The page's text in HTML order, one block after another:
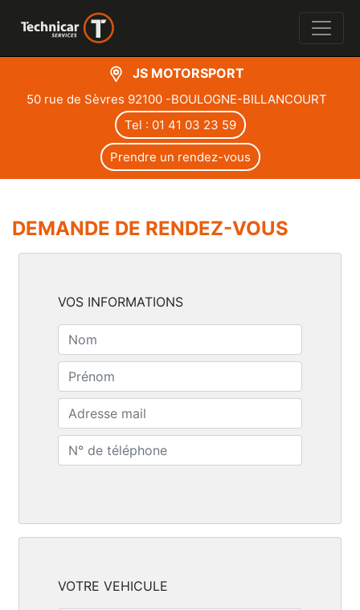
JS MOTORSPORT
50 rue de Sèvres 92100 -BOULOGNE-BILLANCOURT
Tel : 01 41 03 23 59
Prendre un rendez-vous
DEMANDE DE RENDEZ-VOUS
VOS INFORMATIONS
VOTRE VEHICULE